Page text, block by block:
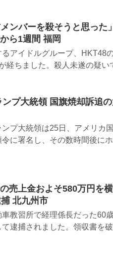
メンバーを殺そうと思った
ら1週間 福岡
アイドルグループ、HKT48
経ちました。殺人未遂の疑い
プ大統領 国旗焼却訴追
プ大統領は25日、アメリカ
に署名し、その数時間後に
売上金およそ580万円を
北九州市
教習所で経理係長だった60
逮捕されました。領収書を